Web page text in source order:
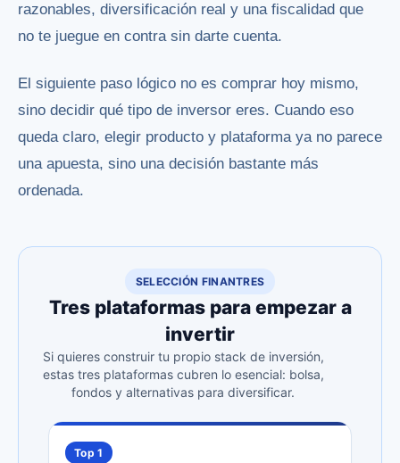
razonables, diversificación real y una fiscalidad que
no te juegue en contra sin darte cuenta.
El siguiente paso lógico no es comprar hoy mismo,
sino decidir qué tipo de inversor eres. Cuando eso
queda claro, elegir producto y plataforma ya no parece
una apuesta, sino una decisión bastante más
ordenada.
SELECCIÓN FINANTRES
Tres plataformas para empezar a
invertir
Si quieres construir tu propio stack de inversión,
estas tres plataformas cubren lo esencial: bolsa,
fondos y alternativas para diversificar.
Top 1